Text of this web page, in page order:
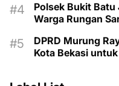
Polsek Bukit
Warga Rungan
DPRD Murung
Kota Bekasi